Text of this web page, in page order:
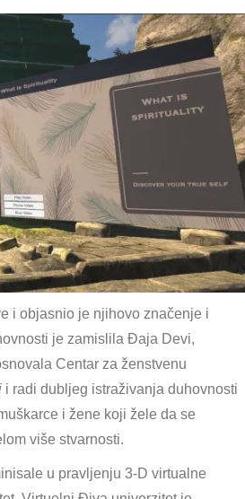
i objasnio je njihovo značenje i
je zamislila Đaja Devi,
Centar za ženstvenu
i radi dubljeg istraživanja duhovnosti
i žene koji žele da se
više stvarnosti.
u pravljenju 3-D virtualne